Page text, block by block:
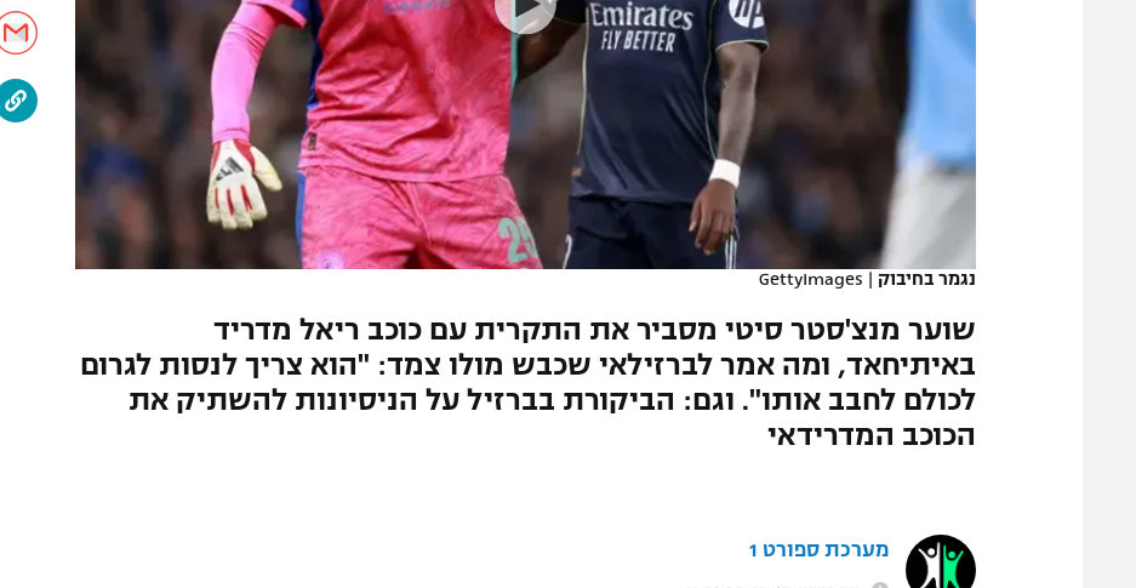
רשיון להקרנה פומבית לבית עסק
הצטרפות לחבילת הערוצים
לוח דרושים – ג'ובנט
נגמר בחיבוק |
GettyImages
שוער מנצ'סטר סיטי מסביר את התקרית עם כוכב ריאל מדריד
באיתיחאד, ומה אמר לברזילאי שכבש מולו צמד: "הוא צריך לנסות לגרום
לכולם לחבב אותו". וגם: הביקורת בברזיל על הניסיונות להשתיק את
הכוכב המדרידאי
מערכת ספורט 1